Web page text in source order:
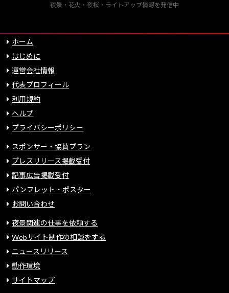
夜景・花火・夜桜・ライトアップ情報を発信中
ホーム
はじめに
運営会社情報
代表プロフィール
利用規約
ヘルプ
プライバシーポリシー
スポンサー・協賛プラン
プレスリリース掲載受付
記事広告掲載受付
パンフレット・ポスター
お問い合わせ
夜景関連の仕事を依頼する
Webサイト制作の相談をする
ニュースリリース
動作環境
サイトマップ